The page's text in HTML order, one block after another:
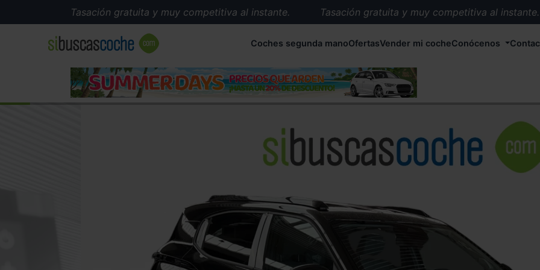
Tasación gratuita y muy competitiva al instante.
Tasación gratuita y muy competitiva al instante.
Más de 5.000 conductores satisfechos.
Buscamos el coche que tu quieras.
Recogemos tu coche en cualquier parte de España.
Compramos tu coche. Pago inmediato.
Coches segunda manoOfertasVender mi cocheConócenos